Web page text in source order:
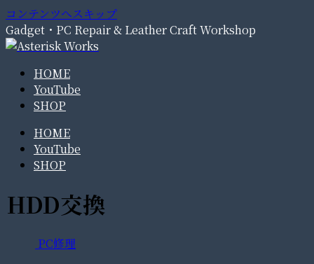
コンテンツへスキップ
Gadget・PC Repair & Leather Craft Workshop
HOME
YouTube
SHOP
HOME
YouTube
SHOP
HDD交換
PC修理